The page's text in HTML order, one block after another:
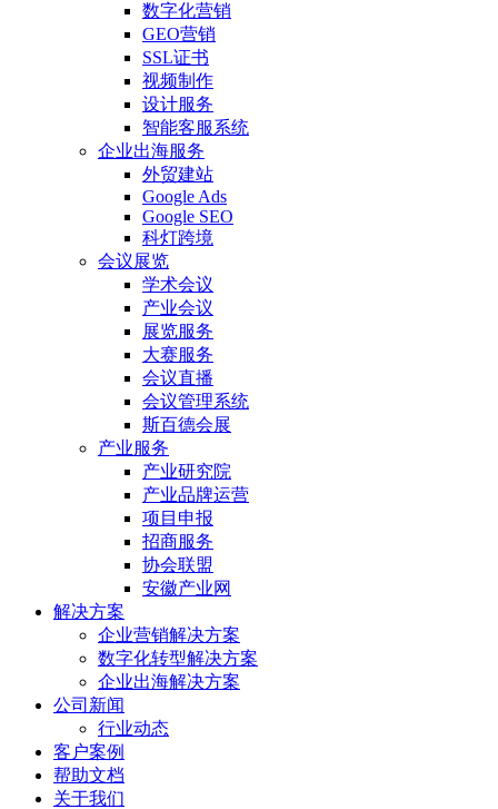
数字化营销
GEO营销
SSL证书
视频制作
设计服务
智能客服系统
企业出海服务
外贸建站
Google Ads
Google SEO
科灯跨境
会议展览
学术会议
产业会议
展览服务
大赛服务
会议直播
会议管理系统
斯百德会展
产业服务
产业研究院
产业品牌运营
项目申报
招商服务
协会联盟
安徽产业网
解决方案
企业营销解决方案
数字化转型解决方案
企业出海解决方案
公司新闻
行业动态
客户案例
帮助文档
关于我们